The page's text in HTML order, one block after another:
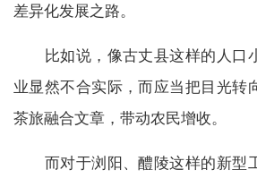
差异化发展之路。
比如说，像古丈县这样的人口
业显然不合实际，而应当把目光转
茶旅融合文章，带动农民增收。
而对于浏阳、醴陵这样的新型